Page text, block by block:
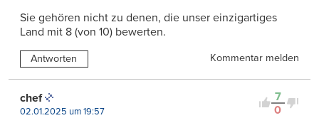
Sie gehören nicht zu denen, die unser einzigartiges
Land mit 8 (von 10) bewerten.
Antworten Kommentar melden
7
0
chef
02.01.2025 um 19:57